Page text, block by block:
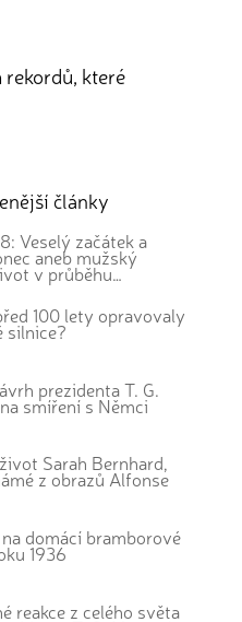
které
články
Veselý začátek a
aneb mužský
v průběhu…
100 lety opravovaly
silnice?
prezidenta T. G.
smíření s Němci
Sarah Bernhard,
z obrazů Alfonse
domácí bramborové
1936
reakce z celého světa